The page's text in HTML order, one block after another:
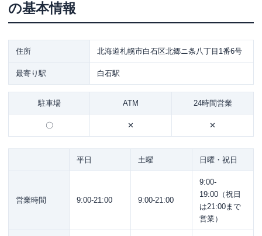
の基本情報
住所 北海道札幌市白石区北郷ニ条八丁目1番6号
最寄り駅 白石駅
駐車場 ATM 24時間営業
〇 ✕ ✕
平日 土曜 日曜・祝日
営業時間 9:00-21:00 9:00-21:00
9:00-
19:00（祝日
は21:00まで
営業）